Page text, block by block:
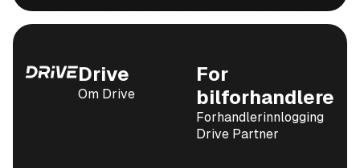
Drive
Om Drive
For
bilforhandlere
Forhandlerinnlogging
Drive Partner